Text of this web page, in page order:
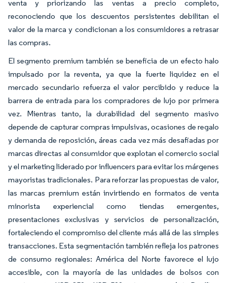
venta y priorizando las ventas a precio completo,
reconociendo que los descuentos persistentes debilitan el
valor de la marca y condicionan a los consumidores a retrasar
las compras.
El segmento premium también se beneficia de un efecto halo
impulsado por la reventa, ya que la fuerte liquidez en el
mercado secundario refuerza el valor percibido y reduce la
barrera de entrada para los compradores de lujo por primera
vez. Mientras tanto, la durabilidad del segmento masivo
depende de capturar compras impulsivas, ocasiones de regalo
y demanda de reposición, áreas cada vez más desafiadas por
marcas directas al consumidor que explotan el comercio social
y el marketing liderado por influencers para evitar los márgenes
mayoristas tradicionales. Para reforzar las propuestas de valor,
las marcas premium están invirtiendo en formatos de venta
minorista experiencial como tiendas emergentes,
presentaciones exclusivas y servicios de personalización,
fortaleciendo el compromiso del cliente más allá de las simples
transacciones. Esta segmentación también refleja los patrones
de consumo regionales: América del Norte favorece el lujo
accesible, con la mayoría de las unidades de bolsos con